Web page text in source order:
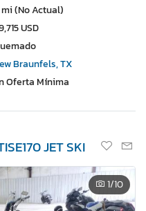
(No Actual)
USD
Braunfels, TX
Oferta Mínima
JET SKI
1/10